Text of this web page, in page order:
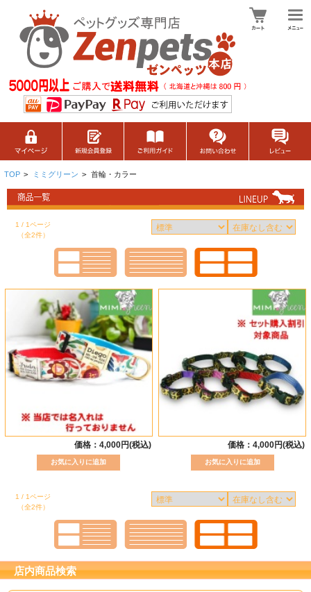
TOP > ミミグリーン > 首輪・カラー
1 / 1ページ
（全2件）
価格：4,000円(税込) 価格：4,000円(税込)
1 / 1ページ
（全2件）
店内商品検索